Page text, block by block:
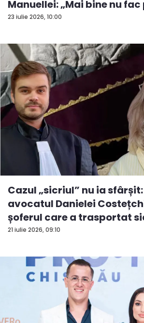
23 iulie 2026, 10:00
Manuellei: „Mai bine nu
21 iulie 2026, 09:10
Cazul „sicriul” nu ia
avocatul Danielei
șoferul care a trasportat